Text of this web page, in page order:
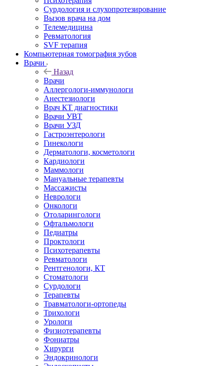
Сурдология и слухопротезирование
Вызов врача на дом
Телемедицина
Ревматология
SVF терапия
Компьютерная томография зубов
Врачи
Назад
Врачи
Аллергологи-иммунологи
Анестезиологи
Врач КТ диагностики
Врачи УВТ
Врачи УЗД
Гастроэнтерологи
Гинекологи
Дерматологи, косметологи
Кардиологи
Маммологи
Мануальные терапевты
Массажисты
Неврологи
Онкологи
Отоларингологи
Офтальмологи
Педиатры
Проктологи
Психотерапевты
Ревматологи
Рентгенологи, КТ
Стоматологи
Сурдологи
Терапевты
Травматологи-ортопеды
Трихологи
Урологи
Физиотерапевты
Фониатры
Хирурги
Эндокринологи